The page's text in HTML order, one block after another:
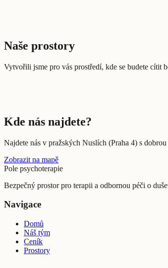
Naše prostory
Vytvořili jsme pro vás prostředí, kde se budete cítit
Teraputická místnost druhé patro
Kde nás najdete?
Najdete nás v pražských Nuslích (Praha 4) s
Zobrazit na mapě
Pole psychoterapie
Bezpečný prostor pro terapii a odbornou péči o
Navigace
Domů
Náš tým
Ceník
Prostory